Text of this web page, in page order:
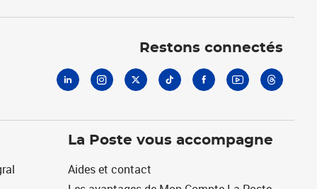
Restons connectés
La Poste vous accompagne
Aides et contact